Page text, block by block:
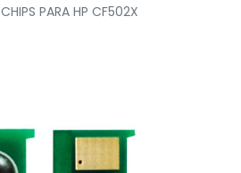
CHIPS PARA HP CF502X